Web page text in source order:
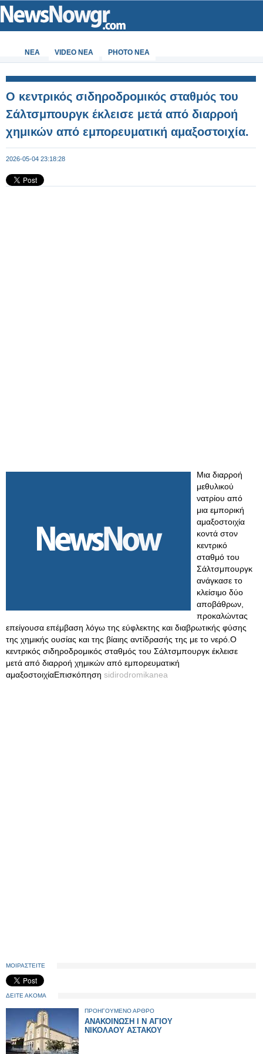
ΝΕΑ VIDEO NEA PHOTO NEA
Ο κεντρικός σιδηροδρομικός σταθμός του
Σάλτσμπουργκ έκλεισε μετά από διαρροή
χημικών από εμπορευματική αμαξοστοιχία.
2026-05-04 23:18:28
Μια διαρροή
μεθυλικού
νατρίου από
μια εμπορική
αμαξοστοιχία
κοντά στον
κεντρικό
σταθμό του
Σάλτσμπουργκ
ανάγκασε το
κλείσιμο δύο
αποβάθρων,
προκαλώντας
επείγουσα επέμβαση λόγω της εύφλεκτης και διαβρωτικής φύσης
της χημικής ουσίας και της βίαιης αντίδρασής της με το νερό.Ο
κεντρικός σιδηροδρομικός σταθμός του Σάλτσμπουργκ έκλεισε
μετά από διαρροή χημικών από εμπορευματική
αμαξοστοιχίαΕπισκόπηση sidirodromikanea
ΜΟΙΡΑΣΤΕΙΤΕ
ΔΕΙΤΕ ΑΚΟΜΑ
ΠΡΟΗΓΟΥΜΕΝΟ ΑΡΘΡΟ
ΑΝΑΚΟΙΝΩΣΗ Ι Ν ΑΓΙΟΥ
ΝΙΚΟΛΑΟΥ ΑΣΤΑΚΟΥ